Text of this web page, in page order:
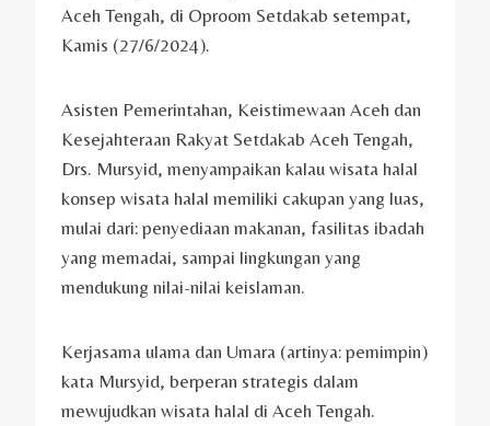
Aceh Tengah, di Oproom Setdakab setempat,
Kamis (27/6/2024).
Asisten Pemerintahan, Keistimewaan Aceh dan
Kesejahteraan Rakyat Setdakab Aceh Tengah,
Drs. Mursyid, menyampaikan kalau wisata halal
konsep wisata halal memiliki cakupan yang luas,
mulai dari: penyediaan makanan, fasilitas ibadah
yang memadai, sampai lingkungan yang
mendukung nilai-nilai keislaman.
Kerjasama ulama dan Umara (artinya: pemimpin)
kata Mursyid, berperan strategis dalam
mewujudkan wisata halal di Aceh Tengah.